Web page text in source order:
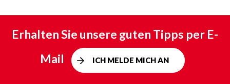
Erhalten Sie unsere guten Tipps per E-
Mail
ICH MELDE MICH AN